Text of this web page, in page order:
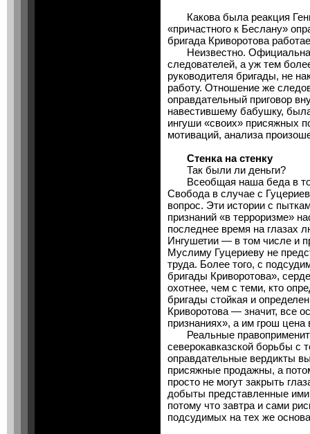
Какова была реакция
«причастного к Беслану»
бригада Криворотова
Неизвестно. Официальная
следователей, а уж тем
руководителя бригады, не
работу. Отношение же
оправдательный приговор
навестившему бабушку,
ингуши «своих» присяжных
мотиваций, анализа
Стенка на стенку
Так были ли деньги?
Всеобщая наша беда в
Свобода в случае с
вопрос. Эти истории с
признаний «в терроризме»
последнее время на глазах
Ингушетии — в том числе и
Муслиму Гуцериеву не
труда. Более того, с
бригады Криворотова»,
охотнее, чем с теми, кто
бригады стойкая и
Криворотова — значит, все
признаниях», а им грош
Реальные
северокавказской борьбы с
оправдательные вердикты
присяжные продажны, а
просто не могут закрыть
добыты представленные ими
потому что завтра и сами
подсудимых на тех же